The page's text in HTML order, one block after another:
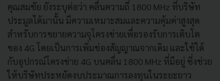
คุณสมชัย ยังระบุต่อว่า คลื่นความถี่ 1800 MHz ที่บริษัท
ประมูลได้มานั้น มีความเหมาะสมและความคุ้มค่าสูงสุด
สำหรับการขยายความจุโครงข่ายเพื่อรองรับการเติบโต
ของ 4G โดยเป็นการเพิ่มช่องสัญญาณจากเดิม และใช้ได้
กับอุปกรณ์โครงข่าย 4G บนคลื่น 1800 MHz ที่มีอยู่ ซึ่งช่วย
ให้บริษัทประหยัดงบประมาณการลงทุนในระยะยาว